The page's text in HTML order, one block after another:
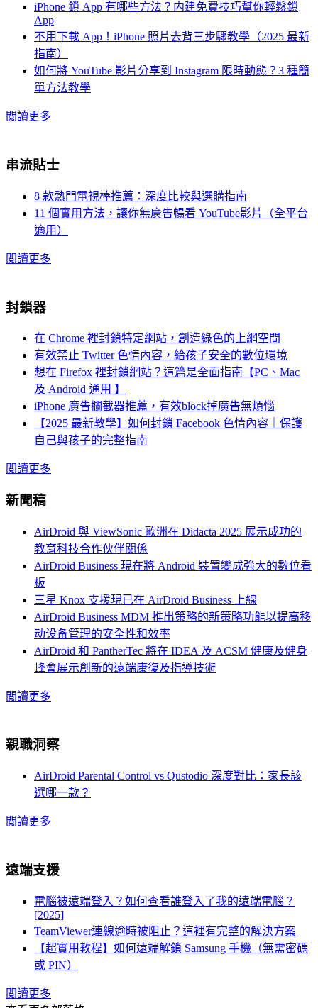
iPhone 鎖 App 有哪些方法？内建免費技巧幫你輕鬆鎖
App
不用下載 App！iPhone 照片去背三步驟教學（2025 最新
指南）
如何將 YouTube 影片分享到 Instagram 限時動態？3 種簡
單方法教學
閲讀更多
串流貼士
8 款熱門電視棒推薦：深度比較與選購指南
11 個實用方法，讓你無廣告暢看 YouTube影片（全平台
適用）
閲讀更多
封鎖器
在 Chrome 裡封鎖特定網站，創造綠色的上網空間
有效禁止 Twitter 色情內容，給孩子安全的數位環境
想在 Firefox 裡封鎖網站？這篇是全面指南【PC、Mac
及 Android 通用 】
iPhone 廣告攔截器推薦，有效block掉廣告無煩惱
【2025 最新教學】如何封鎖 Facebook 色情內容｜保護
自己與孩子的完整指南
閲讀更多
新聞稿
AirDroid 與 ViewSonic 歐洲在 Didacta 2025 展示成功的
教育科技合作伙伴關係
AirDroid Business 現在將 Android 裝置變成強大的數位看
板
三星 Knox 支援現已在 AirDroid Business 上線
AirDroid Business MDM 推出策略的新策略功能以提高移
动设备管理的安全性和效率
AirDroid 和 PantherTec 將在 IDEA 及 ACSM 健康及健身
峰會展示創新的遠端康復及指導技術
閲讀更多
親職洞察
AirDroid Parental Control vs Qustodio 深度對比：家長該
選哪一款？
閲讀更多
遠端支援
電腦被遠端登入？如何查看誰登入了我的遠端電腦？
[2025]
TeamViewer連線逾時被阻止？這裡有完整的解決方案
【超實用教程】如何遠端解鎖 Samsung 手機（無需密碼
或 PIN）
閲讀更多